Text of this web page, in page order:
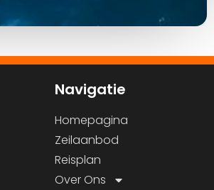
Navigatie
Homepagina
Zeilaanbod
Reisplan
Over Ons